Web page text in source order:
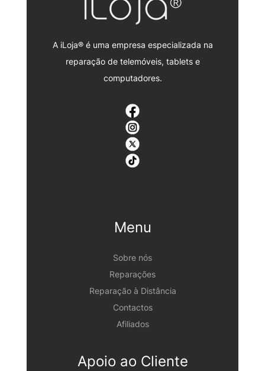
A iLoja® é uma empresa especializada na
reparação de telemóveis, tablets e
computadores.
Menu
Sobre nós
Reparações
Reparação à Distância
Contactos
Afiliados
Apoio ao Cliente